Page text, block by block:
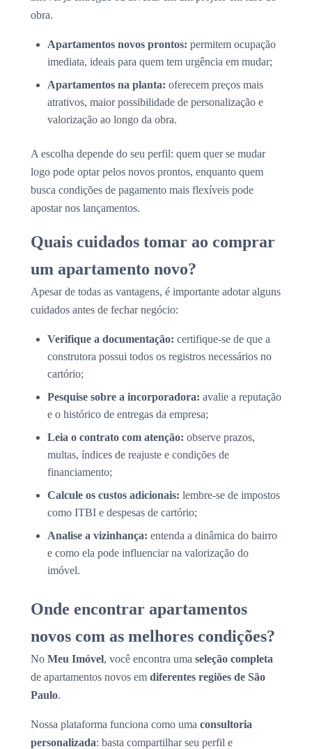
obra.
Apartamentos novos prontos: permitem ocupação
imediata, ideais para quem tem urgência em mudar;
Apartamentos na planta: oferecem preços mais
atrativos, maior possibilidade de personalização e
valorização ao longo da obra.
A escolha depende do seu perfil: quem quer se mudar
logo pode optar pelos novos prontos, enquanto quem
busca condições de pagamento mais flexíveis pode
apostar nos lançamentos.
Quais cuidados tomar ao comprar
um apartamento novo?
Apesar de todas as vantagens, é importante adotar alguns
cuidados antes de fechar negócio:
Verifique a documentação: certifique-se de que a
construtora possui todos os registros necessários no
cartório;
Pesquise sobre a incorporadora: avalie a reputação
e o histórico de entregas da empresa;
Leia o contrato com atenção: observe prazos,
multas, índices de reajuste e condições de
financiamento;
Calcule os custos adicionais: lembre-se de impostos
como ITBI e despesas de cartório;
Analise a vizinhança: entenda a dinâmica do bairro
e como ela pode influenciar na valorização do
imóvel.
Onde encontrar apartamentos
novos com as melhores condições?
No Meu Imóvel, você encontra uma seleção completa
de apartamentos novos em diferentes regiões de São
Paulo.
Nossa plataforma funciona como uma consultoria
personalizada: basta compartilhar seu perfil e